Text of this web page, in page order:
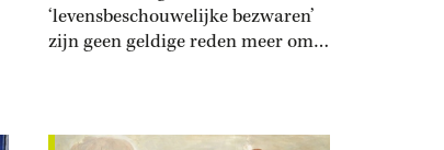
‘levensbeschouwelijke bezwaren’
zijn geen geldige reden meer om
hoogleraar Johannes Westberg